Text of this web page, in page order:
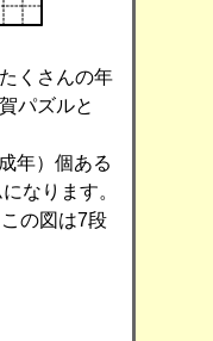
くさんの年
パズルと
年）個ある
なります。
の図は7段